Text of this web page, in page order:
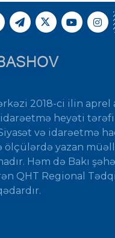
2018-ci ilin aprel
heyəti
və idarəetmə
ölçülərdə yazan
Həm də Bakı
QHT Regional